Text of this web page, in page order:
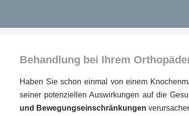
Behandlung bei Ihrem
Haben Sie schon einmal von einem
seiner potenziellen Auswirkungen auf die
und Bewegungseinschränkungen